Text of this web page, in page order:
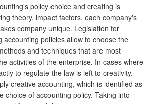
policy choice and creating is
theory, impact factors, each company's
company unique. Legislation for
accounting policies allow to choose the
and techniques that are most
activities of the enterprise. In cases where
to regulate the law is left to creativity.
creative accounting, which is identified as
choice of accounting policy. Taking into